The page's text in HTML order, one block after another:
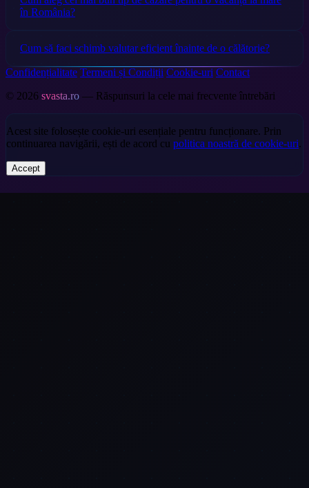
în România?
Cum să faci schimb valutar eficient înainte de o călătorie?
Confidențialitate Termeni și Condiții Cookie-uri Contact
© 2026 svasta.ro — Răspunsuri la cele mai frecvente întrebări
Acest site folosește cookie-uri esențiale pentru funcționare. Prin
continuarea navigării, ești de acord cu politica noastră de cookie-uri.
Accept